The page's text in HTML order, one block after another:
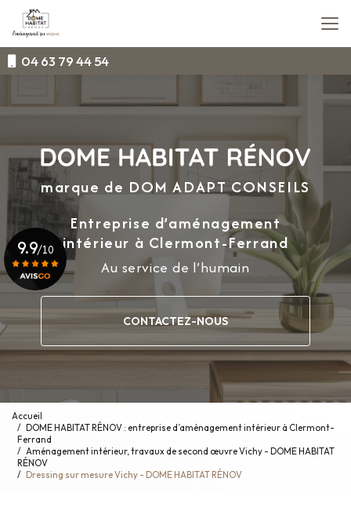
contenu
principal
04 63 79 44 54
marque de DOM ADAPT CONSEILS
Entreprise d’aménagement
intérieur à Clermont-Ferrand
Au service de l’humain
CONTACTEZ-NOUS
9.9/10
Voir le certificat
Accueil
DOME HABITAT RÉNOV : entreprise d’aménagement intérieur à Clermont-
Ferrand
Aménagement intérieur, travaux de second œuvre Vichy - DOME HABITAT
RÉNOV
Dressing sur mesure Vichy - DOME HABITAT RÉNOV